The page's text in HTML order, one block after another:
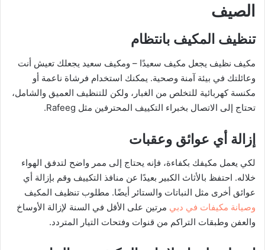
الصيف
تنظيف المكيف بانتظام
مكيف نظيف يجعل مكيف سعيدًا – ومكيف سعيد يجعلك تعيش أنت
وعائلتك في بيئة آمنة وصحية. يمكنك استخدام فرشاة ناعمة أو
مكنسة كهربائية للتخلص من الغبار، ولكن للتنظيف العميق والشامل،
تحتاج إلى الاتصال بخبراء التكييف المحترفين مثل Rafeeg.
إزالة أي عوائق وعقبات
لكي يعمل مكيفك بكفاءة، فإنه يحتاج إلى ممر واضح لتدفق الهواء
خلاله. احتفظ بالأثاث الكبير بعيدًا عن منافذ التكييف وقم بإزالة أي
عوائق أخرى مثل النباتات والستائر أيضًا. مطلوب تنظيف المكيف
وصيانة مكيفات في دبي مرتين على الأقل في السنة لإزالة الأوساخ
والعفن وطبقات التراكم من قنوات وفتحات التيار المتردد.